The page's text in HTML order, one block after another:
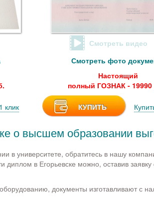
клик
Смотреть видео
Смотреть фото
Настоящий
полный ГОЗНАК - 19990
КУПИТЬ
о высшем образовании
в университете, обратитесь в нашу
в Егорьевске можно, оставив заявку
документы изготавливают с